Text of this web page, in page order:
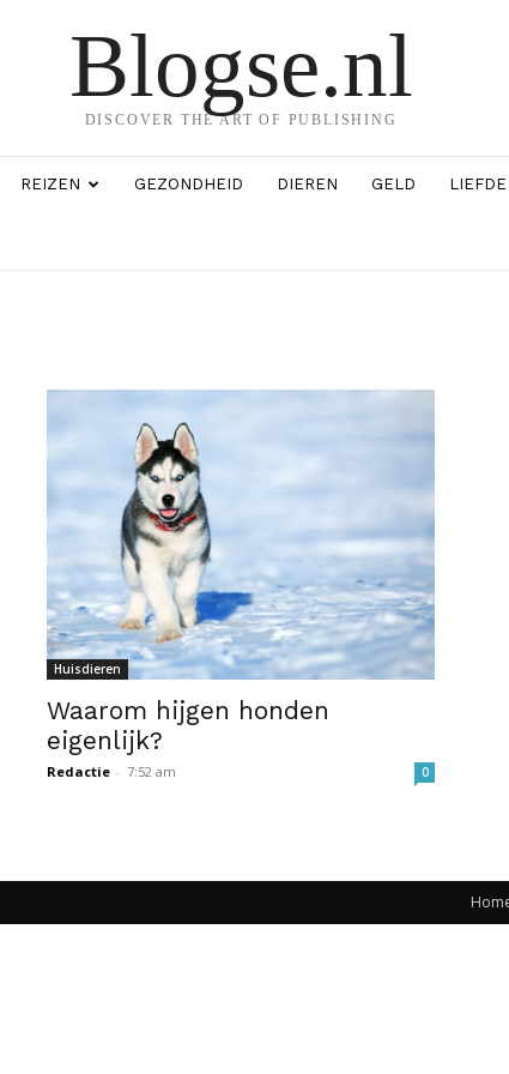
Blogse.nl
DISCOVER THE ART OF PUBLISHING
REIZEN GEZONDHEID DIEREN GELD LIEFDE
Huisdieren
Waarom hijgen honden
eigenlijk?
Redactie - 7:52 am 0